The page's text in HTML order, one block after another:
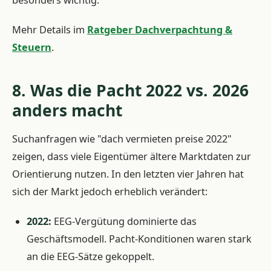
Mehr Details im Ratgeber Dachverpachtung &
Steuern.
8. Was die Pacht 2022 vs. 2026
anders macht
Suchanfragen wie "dach vermieten preise 2022"
zeigen, dass viele Eigentümer ältere Marktdaten zur
Orientierung nutzen. In den letzten vier Jahren hat
sich der Markt jedoch erheblich verändert:
2022: EEG-Vergütung dominierte das
Geschäftsmodell. Pacht-Konditionen waren stark
an die EEG-Sätze gekoppelt.